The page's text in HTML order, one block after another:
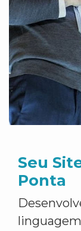
Seu
Ponta